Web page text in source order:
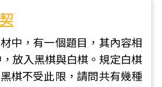
中，有一個題目，其內容相
放入黑棋與白棋。規定白棋
棋不受此限，請問共有幾種